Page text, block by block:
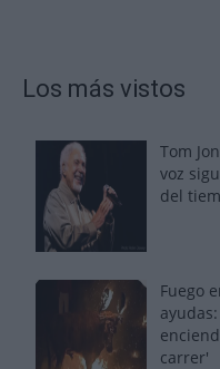
Los más vistos
Tom
voz
del
Fuego
carrer'